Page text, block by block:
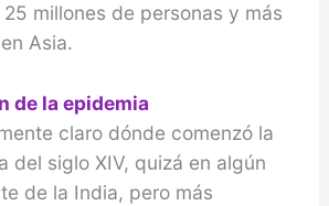
millones de personas y más
Asia.
de la epidemia
claro dónde comenzó la
del siglo XIV, quizá en algún
de la India, pero más